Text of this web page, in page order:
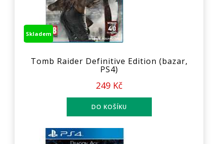
Skladem
Tomb Raider Definitive Edition (bazar,
PS4)
249 Kč